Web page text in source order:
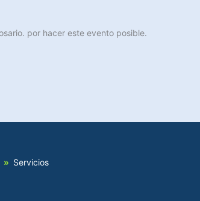
por hacer este evento posible.
Servicios